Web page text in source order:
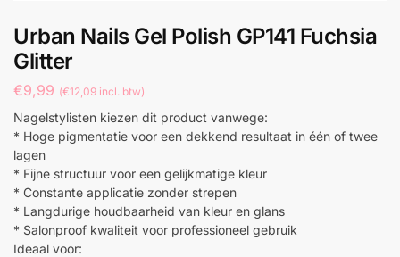
Urban Nails Gel Polish GP141 Fuchsia
Glitter
€9,99 (€12,09 incl. btw)
Nagelstylisten kiezen dit product vanwege:
* Hoge pigmentatie voor een dekkend resultaat in één of twee
lagen
* Fijne structuur voor een gelijkmatige kleur
* Constante applicatie zonder strepen
* Langdurige houdbaarheid van kleur en glans
* Salonproof kwaliteit voor professioneel gebruik
Ideaal voor: